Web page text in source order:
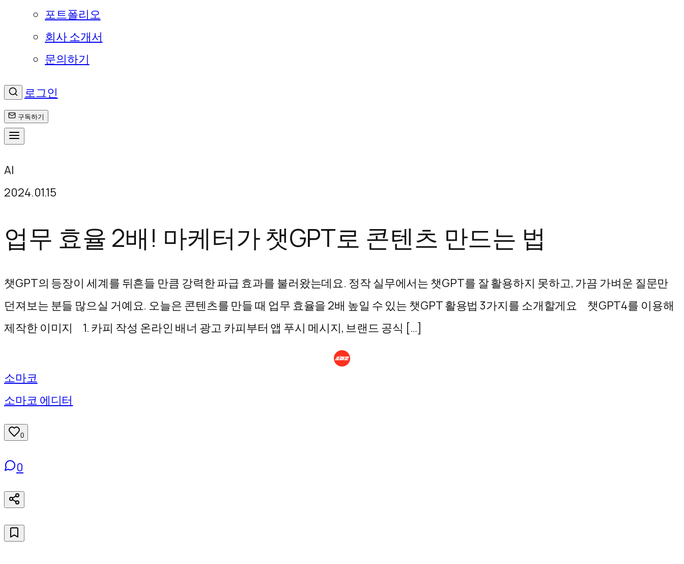
포트폴리오
회사 소개서
문의하기
로그인
구독하기
로
바
가
기
AI
2024.01.15
업무 효율 2배! 마케터가 챗GPT로 콘텐츠 만드는 법
챗GPT의 등장이 세계를 뒤흔들 만큼 강력한 파급 효과를 불러왔는데요. 정작 실무에서는 챗GPT를 잘 활용하지 못하고, 가끔 가벼운 질문만
던져보는 분들 많으실 거예요. 오늘은 콘텐츠를 만들 때 업무 효율을 2배 높일 수 있는 챗GPT 활용법 3가지를 소개할게요 챗GPT4를 이용해
제작한 이미지 1. 카피 작성 온라인 배너 광고 카피부터 앱 푸시 메시지, 브랜드 공식 […]
소마코
소마코 에디터
0
0